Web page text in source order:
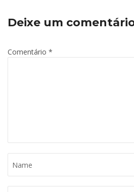
Deixe um
Comentário *